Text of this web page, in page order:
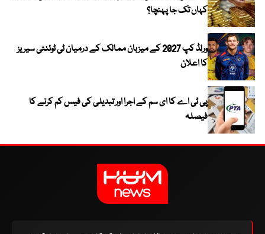
کہاں تک جا پہنچا؟
ورلڈ کپ 2027 کے میزبان ممالک کے درمیان ٹی ٹوئنٹی سیریز
کا اعلان
پی ٹی اے کا ای سم کے اجرا اور تبدیلی کی فیس کم کرنے کا
فیصلہ